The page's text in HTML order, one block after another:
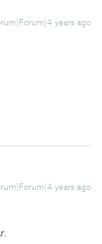
years ago
years ago